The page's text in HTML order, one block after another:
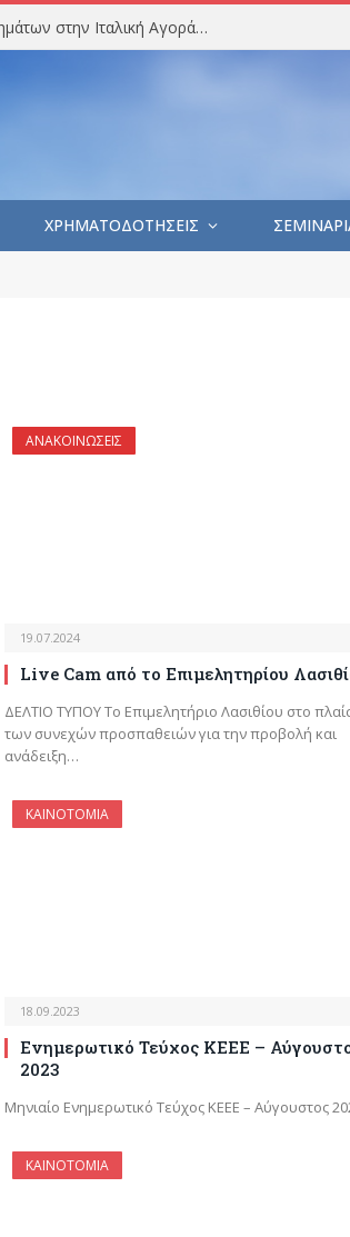
Στατιστική Ανάλυση Εισαγωγών Υποδημάτων στην Ιταλική Αγορά (Ιούλιος 2026)
ΧΡΗΜΑΤΟΔΟΤΗΣΕΙΣ
ΑΝΑΚΟΙΝΩΣΕΙΣ
19.07.2024
Live Cam από το Επιμελητηρίου
ΔΕΛΤΙΟ ΤΥΠΟΥ Το Επιμελητήριο Λασιθίου στο
των συνεχών προσπαθειών για την προβολή και
ανάδειξη…
ΚΑΙΝΟΤΟΜΙΑ
18.09.2023
Ενημερωτικό Τεύχος ΚΕΕΕ –
2023
Μηνιαίο Ενημερωτικό Τεύχος ΚΕΕΕ – Αύγουστος
ΚΑΙΝΟΤΟΜΙΑ